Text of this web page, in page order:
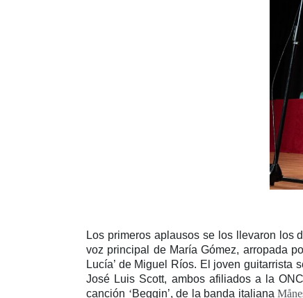
Los primeros aplausos se los llevaron los
voz principal de María Gómez, arropada
Lucía’ de Miguel Ríos. El joven guitarrista
José Luis Scott, ambos afiliados a la
canción ‘Beggin’, de la banda italiana